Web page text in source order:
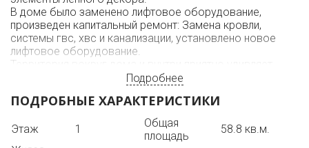
В доме было заменено лифтовое оборудование,
произведен капитальный ремонт: Замена кровли,
системы гвс, хвс и канализации, установлено новое
лифтовое оборудование.
Территория вокруг дома и внутри приятно удивляет
периметру территории дома.
Центральном район Санкт-Петербурга, в пешей
доступности от нескольких станций метро.
Рядом с домом располагается множество ресторанов,
Подробнее
ПОДРОБНЫЕ ХАРАКТЕРИСТИКИ
Этаж 1
Общая
площадь
58.8 кв.м.